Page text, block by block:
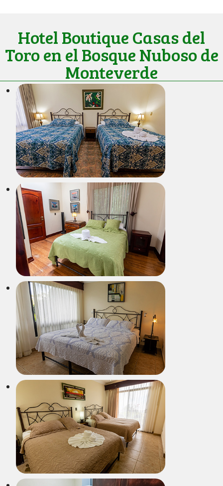
Hotel Boutique Casas del
Toro en el Bosque Nuboso de
Monteverde